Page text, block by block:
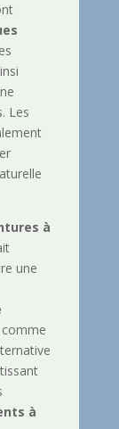
Les
à
une
comme
à